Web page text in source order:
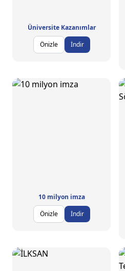
Üniversite Kazanımlar
Önizle
İndir
10 milyon imza
Önizle
İndir